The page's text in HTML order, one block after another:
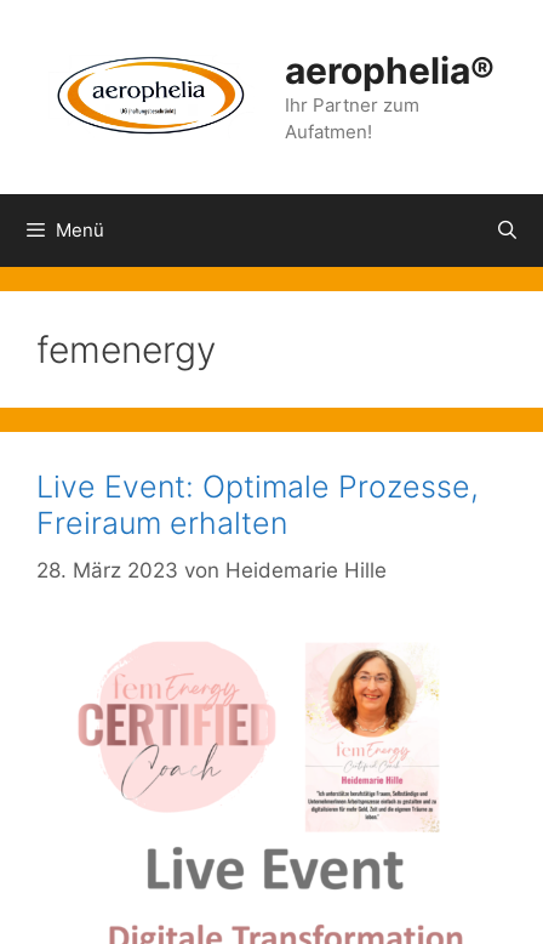
springen
aerophelia®
Ihr Partner zum
Aufatmen!
Menü
femenergy
Live Event: Optimale Prozesse,
Freiraum erhalten
28. März 2023 von Heidemarie Hille